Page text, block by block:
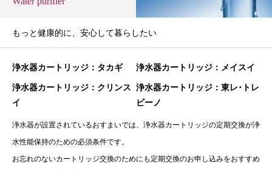
もっと健康的に、安心して暮らしたい
浄水器カートリッジ：タカギ 浄水器カートリッジ：メイスイ
浄水器カートリッジ：クリンス
イ
浄水器カートリッジ：東レ･トレ
ビーノ
浄水器が設置されているおすまいでは、浄水器カートリッジの定期交換が浄
水性能保持のための必須条件です。
お忘れのないカートリッジ交換のためにも定期交換のお申し込みをおすすめ